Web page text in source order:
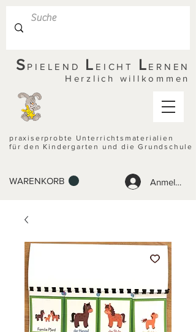
S PIELEND L EICHT L ERNEN
Herzlich willkommen
praxiserprobte Unterrichtsmaterialien
für den Kindergarten und die Grundschule
WARENKORB Anmelden